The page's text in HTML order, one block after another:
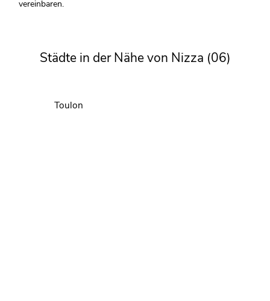
vereinbaren.
Städte in der Nähe von Nizza (06)
Toulon